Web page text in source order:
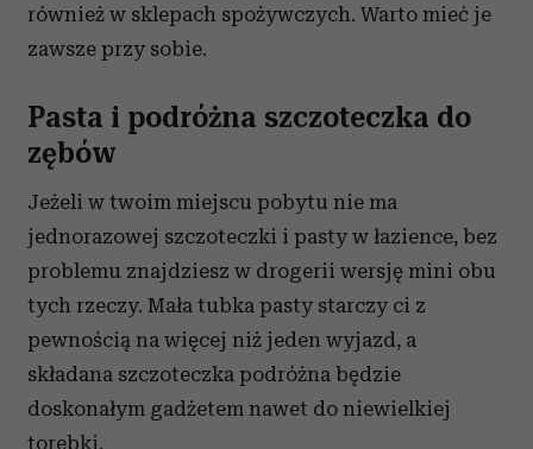
również w sklepach spożywczych. Warto mieć je
zawsze przy sobie.
Pasta i podróżna szczoteczka do
zębów
Jeżeli w twoim miejscu pobytu nie ma
jednorazowej szczoteczki i pasty w łazience, bez
problemu znajdziesz w drogerii wersję mini obu
tych rzeczy. Mała tubka pasty starczy ci z
pewnością na więcej niż jeden wyjazd, a
składana szczoteczka podróżna będzie
doskonałym gadżetem nawet do niewielkiej
torebki.